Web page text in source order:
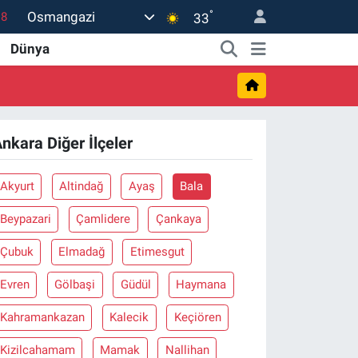
Osmangazi 33°
Dünya
Diğer İlçeler
Akyurt Altindağ Ayaş Bala
Beypazari Çamlidere Çankaya
Çubuk Elmadağ Etimesgut
Evren Gölbaşi Güdül Haymana
Kahramankazan Kalecik Keçiören
Kizilcahamam Mamak Nallihan